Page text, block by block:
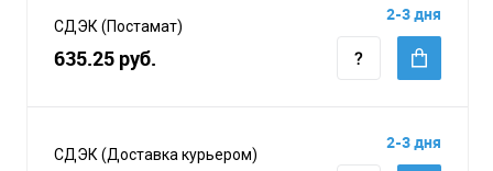
СДЭК (Постамат)
635.25 руб.
2-3 дня
СДЭК (Доставка курьером)
2-3 дня